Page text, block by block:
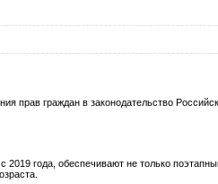
граждан в законодательство
года, обеспечивают не только